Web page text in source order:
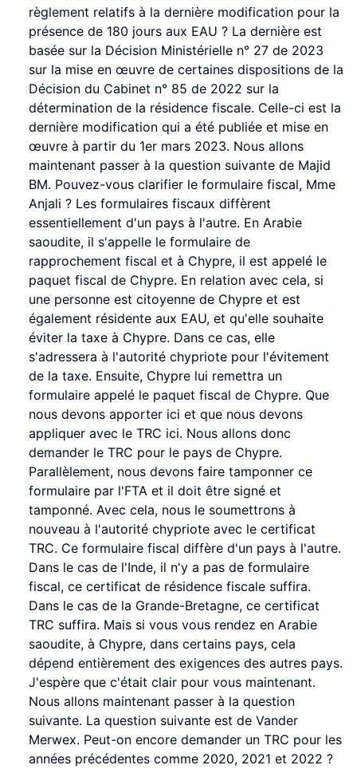
règlement relatifs à la dernière modification pour la
présence de 180 jours aux EAU ? La dernière est
basée sur la Décision Ministérielle n° 27 de 2023
sur la mise en œuvre de certaines dispositions de la
Décision du Cabinet n° 85 de 2022 sur la
détermination de la résidence fiscale. Celle-ci est la
dernière modification qui a été publiée et mise en
œuvre à partir du 1er mars 2023. Nous allons
maintenant passer à la question suivante de Majid
BM. Pouvez-vous clarifier le formulaire fiscal, Mme
Anjali ? Les formulaires fiscaux diffèrent
essentiellement d'un pays à l'autre. En Arabie
saoudite, il s'appelle le formulaire de
rapprochement fiscal et à Chypre, il est appelé le
paquet fiscal de Chypre. En relation avec cela, si
une personne est citoyenne de Chypre et est
également résidente aux EAU, et qu'elle souhaite
éviter la taxe à Chypre. Dans ce cas, elle
s'adressera à l'autorité chypriote pour l'évitement
de la taxe. Ensuite, Chypre lui remettra un
formulaire appelé le paquet fiscal de Chypre. Que
nous devons apporter ici et que nous devons
appliquer avec le TRC ici. Nous allons donc
demander le TRC pour le pays de Chypre.
Parallèlement, nous devons faire tamponner ce
formulaire par l'FTA et il doit être signé et
tamponné. Avec cela, nous le soumettrons à
nouveau à l'autorité chypriote avec le certificat
TRC. Ce formulaire fiscal diffère d'un pays à l'autre.
Dans le cas de l'Inde, il n'y a pas de formulaire
fiscal, ce certificat de résidence fiscale suffira.
Dans le cas de la Grande-Bretagne, ce certificat
TRC suffira. Mais si vous vous rendez en Arabie
saoudite, à Chypre, dans certains pays, cela
dépend entièrement des exigences des autres pays.
J'espère que c'était clair pour vous maintenant.
Nous allons maintenant passer à la question
suivante. La question suivante est de Vander
Merwex. Peut-on encore demander un TRC pour les
années précédentes comme 2020, 2021 et 2022 ?